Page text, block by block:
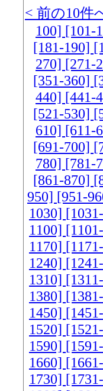
< 前の10件
100] [101-
[181-190]
270] [271-
[351-360]
440] [441-
[521-530]
610] [611-
[691-700]
780] [781-
[861-870]
950] [951-
1030]
1100]
1170]
1240]
1310]
1380]
1450]
1520]
1590]
1660]
1730]